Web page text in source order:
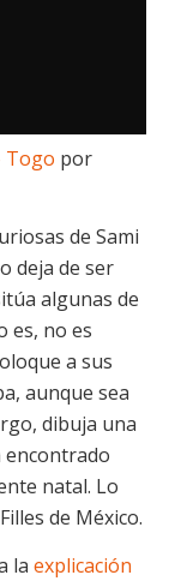
Togo por
de Sami
deja de ser
algunas de
es, no es
a sus
aunque sea
dibuja una
encontrado
natal. Lo
Filles de México.
la explicación